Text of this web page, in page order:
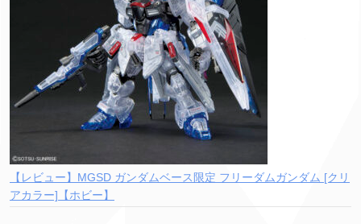
【レビュー】MGSD ガンダムベース限定 フリーダムガンダム [クリ
アカラー]【ホビー】